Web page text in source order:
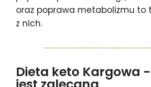
oraz poprawa metabolizmu to
z nich.
Dieta keto Kargowa